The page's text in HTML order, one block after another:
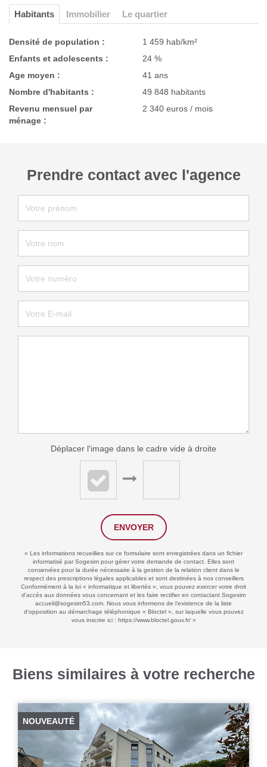
Habitants Immobilier Le quartier
Densité de population :
1 459 hab/km²
Enfants et adolescents :
24 %
Age moyen :
41 ans
Nombre d'habitants :
49 848 habitants
Revenu mensuel par
ménage :
2 340 euros / mois
Prendre contact avec l'agence
Déplacer l'image dans le cadre vide à droite
ENVOYER
« Les informations recueillies sur ce formulaire sont enregistrées dans un fichier
informatisé par Sogesim pour gérer votre demande de contact. Elles sont
conservées pour la durée nécessaire à la gestion de la relation client dans le
respect des prescriptions légales applicables et sont destinées à nos conseillers
Conformément à la loi « informatique et libertés », vous pouvez exercer votre droit
d'accès aux données vous concernant et les faire rectifier en contactant Sogesim
accueil@sogesim53.com. Nous vous informons de l'existence de la liste
d'opposition au démarchage téléphonique « Bloctel », sur laquelle vous pouvez
vous inscrire ici : https://www.bloctel.gouv.fr/»
Biens similaires à votre recherche
NOUVEAUTÉ